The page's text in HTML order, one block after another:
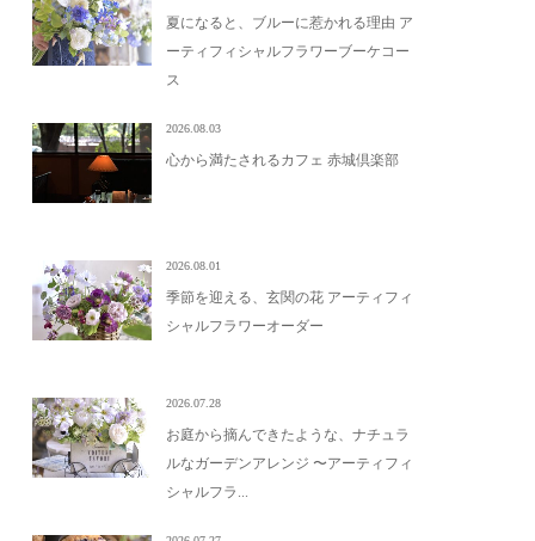
夏になると、ブルーに惹かれる理由 ア
ーティフィシャルフラワーブーケコー
ス
2026.08.03
心から満たされるカフェ 赤城倶楽部
2026.08.01
季節を迎える、玄関の花 アーティフィ
シャルフラワーオーダー
2026.07.28
お庭から摘んできたような、ナチュラ
ルなガーデンアレンジ 〜アーティフィ
シャルフラ...